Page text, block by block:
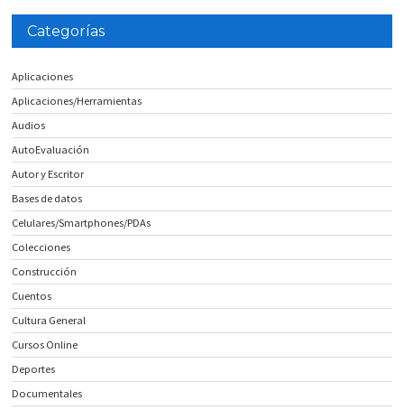
Categorías
Aplicaciones
Aplicaciones/Herramientas
Audios
AutoEvaluación
Autor y Escritor
Bases de datos
Celulares/Smartphones/PDAs
Colecciones
Construcción
Cuentos
Cultura General
Cursos Online
Deportes
Documentales